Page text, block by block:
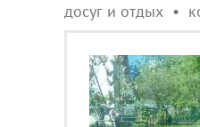
досуг и отдых